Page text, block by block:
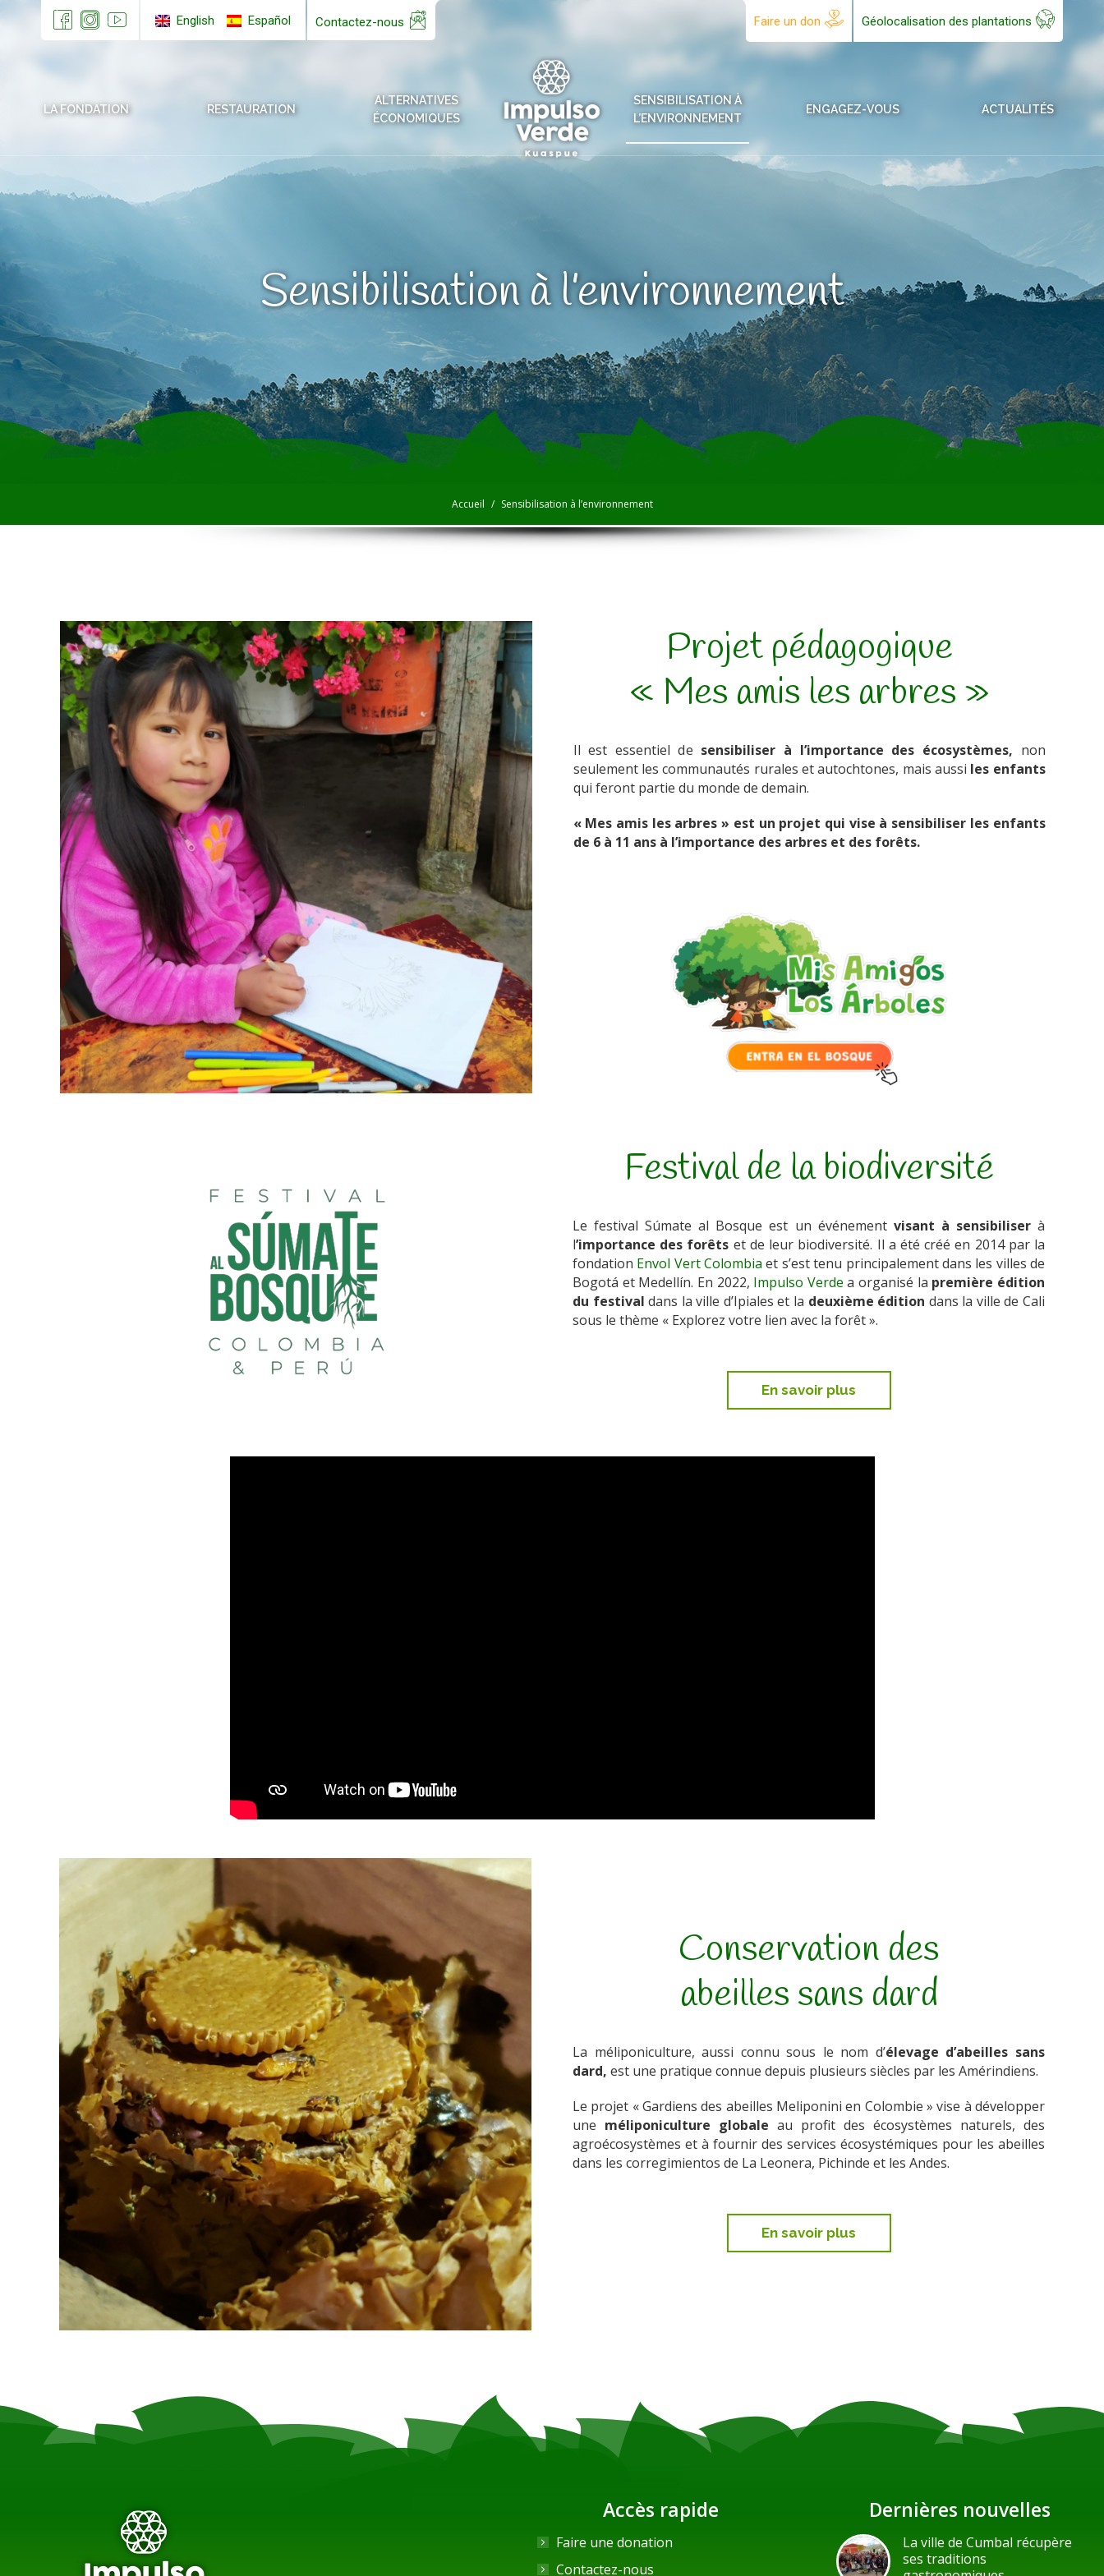
English Español Contactez-nous Faire un don Géolocalisation des plantations
LA FONDATION RESTAURATION
ALTERNATIVES
ÉCONOMIQUES
SENSIBILISATION À
L’ENVIRONNEMENT
ENGAGEZ-VOUS ACTUALITÉS
Sensibilisation à l’environnement
Vous êtes ici :
Accueil Sensibilisation à l’environnement
Projet pédagogique
« Mes amis les arbres »
Il est essentiel de sensibiliser à l’importance des écosystèmes, non
seulement les communautés rurales et autochtones, mais aussi les enfants
qui feront partie du monde de demain.
« Mes amis les arbres » est un projet qui vise à sensibiliser les enfants
de 6 à 11 ans à l’importance des arbres et des forêts.
Festival de la biodiversité
Le festival Súmate al Bosque est un événementvisant à sensibiliserà
l’importance des forêts et de leur biodiversité. Il a été créé en 2014 par la
fondation Envol Vert Colombia et s’est tenu principalement dans les villes de
Bogotá et Medellín. En 2022, Impulso Verde a organisé la première édition
du festivaldans la ville d’Ipiales et la deuxième édition dans la ville de Cali
sous le thème « Explorez votre lien avec la forêt ».
En savoir plus
Conservation des
abeilles sans dard
La méliponiculture, aussi connu sous le nom d’élevage d’abeilles sans
dard, est une pratique connue depuis plusieurs siècles par les Amérindiens.
Le projet « Gardiens des abeilles Meliponini en Colombie » vise à développer
une méliponiculture globale au profit des écosystèmes naturels, des
agroécosystèmes et à fournir des services écosystémiques pour les abeilles
dans les corregimientos de La Leonera, Pichinde et les Andes.
En savoir plus
Accès rapide
Faire une donation
Contactez-nous
Dernières nouvelles
La ville de Cumbal récupère
ses traditions